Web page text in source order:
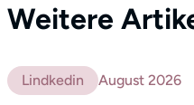
Weitere
Lindkedin August 2026